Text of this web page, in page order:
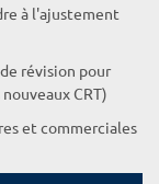
à l'ajustement
révision pour
CRT)
et commerciales